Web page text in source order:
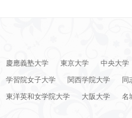
慶應義塾大学 東京大学 中央大学
学習院女子大学
関西学院大学 同
東洋英和女学院大学
大阪大学 名